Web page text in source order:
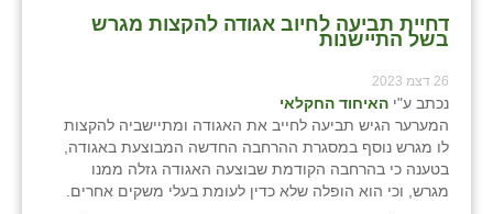
דחיית תביעה לחיוב אגודה להקצות מגרש
בשל התיישנות
26 דצמ 2023
נכתב ע"י האיחוד החקלאי
המערער הגיש תביעה לחייב את האגודה ומתיישביה להקצות
לו מגרש נוסף במסגרת ההרחבה החדשה המבוצעת באגודה,
בטענה כי בהרחבה הקודמת שבוצעה האגודה גזלה ממנו
מגרש, וכי הוא הופלה שלא כדין לעומת בעלי משקים אחרים.
ועידות האיחוד החקלאי
בן נון
בני נצרים
בני ציון